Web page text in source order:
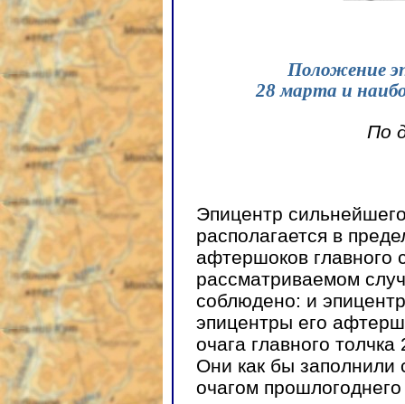
Положение
28 марта и
По
Эпицентр
располагается в
афтершоков главного
рассматриваемом
соблюдено: и
эпицентры его
очага главного толчка
Они как бы
очагом